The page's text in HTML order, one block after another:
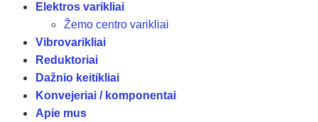
Elektros varikliai
Žemo centro varikliai
Vibrovarikliai
Reduktoriai
Dažnio keitikliai
Konvejeriai / komponentai
Apie mus